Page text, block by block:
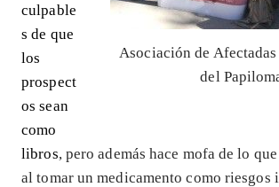
Asociación de
del
culpable
s de que
los
prospect
os sean
como
libros, pero además hace mofa de lo
al tomar un medicamento como riesgos